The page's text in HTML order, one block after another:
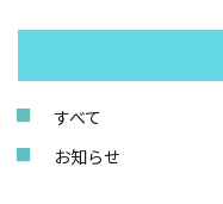
すべて
お知らせ